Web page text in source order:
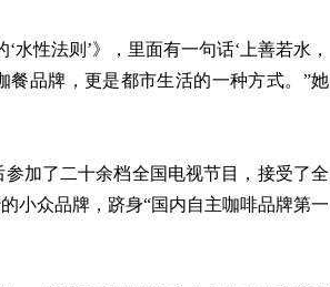
性法则’》，里面有一句话‘上善若水，
餐品牌，更是都市生活的一种方式。”她
加了二十余档全国电视节目，接受了全
小众品牌，跻身“国内自主咖啡品牌第一